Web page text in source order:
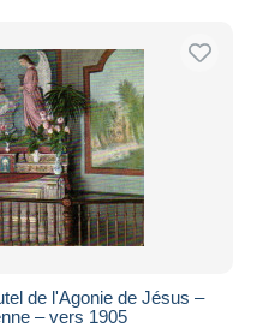
de l'Agonie de Jésus –
– vers 1905